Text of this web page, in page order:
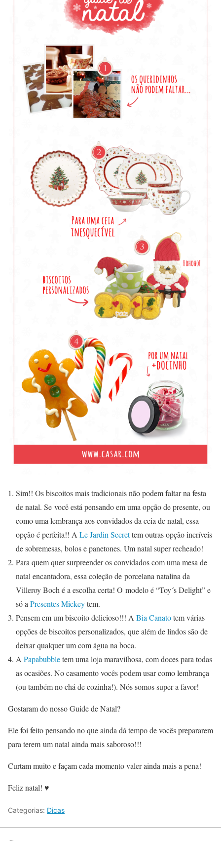
Sim!! Os biscoitos mais tradicionais não podem faltar na festa
de natal. Se você está pensando em uma opção de presente, ou
como uma lembrança aos convidados da ceia de natal, essa
opção é perfeita!! A Le Jardin Secrettem outras opção incríveis
de sobremesas, bolos e panetones. Um natal super recheado!
Para quem quer surpreender os convidados com uma mesa de
natal encantadora, essa coleção de porcelana natalina da
Villeroy Boch é a escolha certa! O modelo é “Toy´s Delight” e
só aPresentes Mickeytem.
Pensem em um biscoito delicioso!!! A Bia Canatotem várias
opções de biscoitos personalizados, que além de lindos são de
deixar qualquer um com água na boca.
A Papabubbletem uma loja maravilhosa, com doces para todas
as ocasiões. No casamento vocês podem usar como lembrança
(ou também no chá de cozinha!). Nós somos super a favor!
Gostaram do nosso Guide de Natal?
Ele foi feito pensando no que ainda dá tempo de vocês prepararem
para terem um natal ainda mais saboroso!!!
Curtam muito e façam cada momento valer ainda mais a pena!
Feliz natal! ♥
Categorias: Dicas